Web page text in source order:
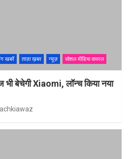
खबरें ताज़ा ख़बर न्यूज़ सोशल मीडिया वायरल
भी बेचेगी Xiaomi, लॉन्च किया नया